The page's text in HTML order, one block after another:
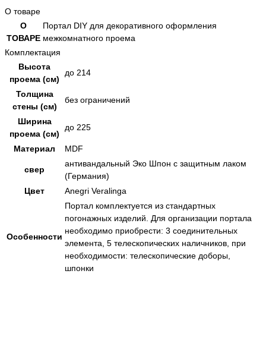
О товаре
О
ТОВАРЕ
Портал DIY для декоративного оформления
межкомнатного проема
Комплектация
Высота
проема (см)
до 214
Толщина
стены (см)
без ограничений
Ширина
проема (см)
до 225
Материал MDF
свер
антивандальный Эко Шпон с защитным лаком
(Германия)
Цвет
Anegri Veralinga
Особенности
Портал комплектуется из стандартных
погонажных изделий. Для организации портала
необходимо приобрести: 3 соединительных
элемента, 5 телескопических наличников, при
необходимости: телескопические доборы,
шпонки